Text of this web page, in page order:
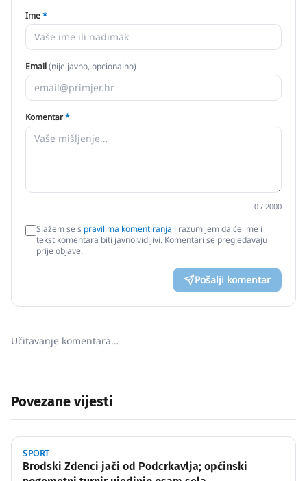
Ime*
Email(nije javno, opcionalno)
Komentar*
0 / 2000
Slažem se s pravilima komentiranja i razumijem da će ime i
tekst komentara biti javno vidljivi. Komentari se pregledavaju
prije objave.
Pošalji komentar
Učitavanje komentara…
Povezane vijesti
SPORT
Brodski Zdenci jači od Podcrkavlja; općinski